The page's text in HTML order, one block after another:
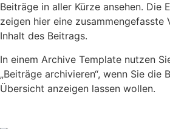
Beiträge in aller Kürze ansehen. Die
zeigen hier eine zusammengefasste
Inhalt des Beitrags.
In einem Archive Template nutzen
„Beiträge archivieren“, wenn Sie die
Übersicht anzeigen lassen wollen.